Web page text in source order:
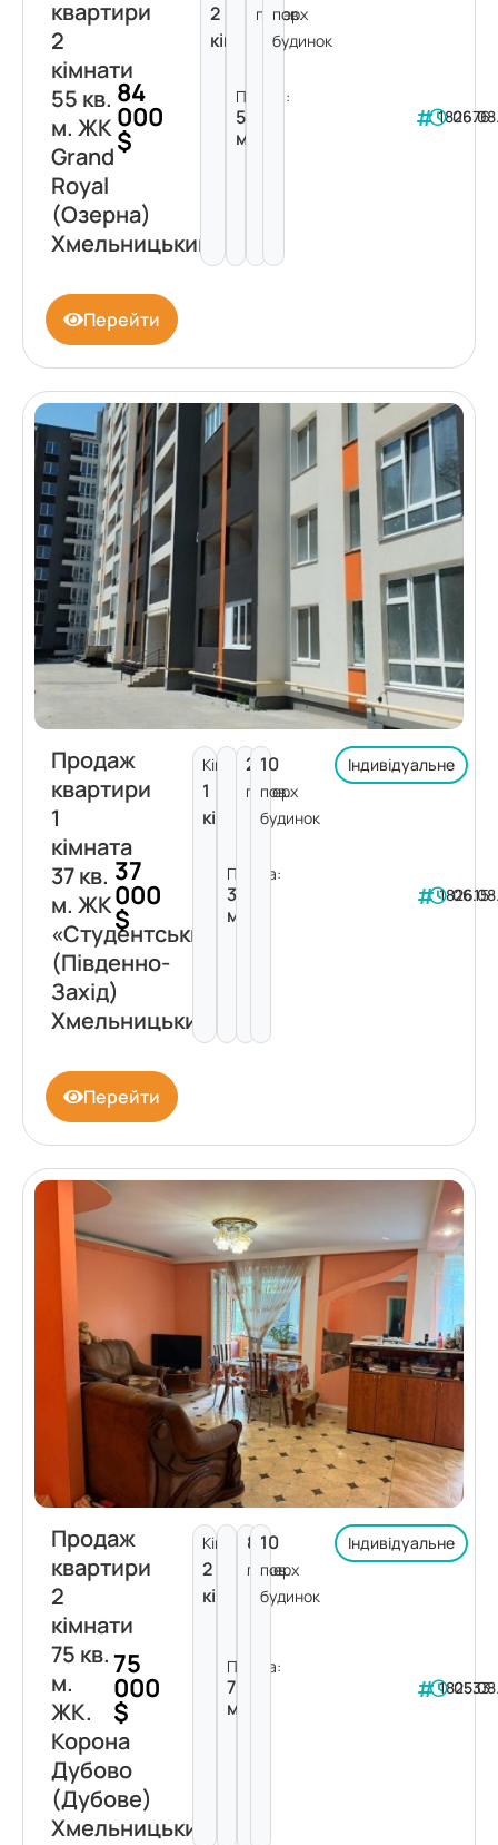
квартири
2
кімнати
55 кв.
м. ЖК
Grand
Royal
(Озерна)
Хмельницький
84
000
$
2
кімнати
Площа:
55
м²
поверх
пов.
будинок
182676
Перейти
Продаж
квартири
1
кімната
37 кв.
м. ЖК
«Студентський»
(Південно-
Захід)
Хмельницький
37
000
$
Кімнат:
1
кімната
Площа:
37
м²
2
поверх
10
пов.
будинок
Індивідуальне
182615
Перейти
Продаж
квартири
2
кімнати
75 кв.
м.
ЖК.
Корона
Дубово
(Дубове)
Хмельницький
75
000
$
Кімнат:
2
кімнати
Площа:
75
м²
8
поверх
10
пов.
будинок
Індивідуальне
182533